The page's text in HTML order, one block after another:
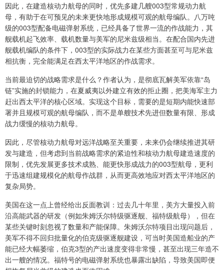
因此，在建造核动力航母的同时，优先多建几艘003型常规动力航
母，有助于在可预见的未来更快地形成规模可观的航母编队。八万吨
级的003型配备电磁弹射系统，已经具备了世界一流的作战能力，其
舰载机起飞效率、载机数量与美军的尼米兹级相当。在配合国内先进
舰载机编队的条件下，003型的实际战力在某些方面甚至可与尼米兹
相抗衡，完全能满足在西太平洋地区的作战需求。
当前最迫切的战略需求是什么？作者认为，是彻底瓦解美军依靠“岛
链”实施的封锁能力，在夏威夷以外建立有效的拒止圈，把美海军主力
赶出西太平洋的核心区域。实现这个目标，需要的是短期内能快速部
署并且规模可观的航母编队，而不是单艘技术先进但数量有限、形成
战力缓慢的核动力航母。
因此，尽管核动力航母对远洋战略至关重要，未来仍会继续推进其研
发与建造，但考虑到当前战略需求的紧迫性和核动力航母建造速度的
限制，优先发展更多技术成熟、能更快形成战力的003型航母，更利
于迅速组建规模化的航母作战群，从而更高效地应对西太平洋地区的
复杂局势。
美国在这一点上曾经给出反面教训：过去几十年里，美方大量投入前
沿高能武器的研发（例如朱姆沃尔特级驱逐舰、福特级航母），但在
某些关键时刻忽视了数量和产能保障。朱姆沃尔特项目出现问题后，
美军不得不回归批量化的伯克级驱逐舰建设，可当时美国造船业的产
能已经大幅萎缩，伯克3型的产出速度变得非常慢，甚至出现三年造不
出一艘的情况。福特号的电磁弹射系统也暴露出缺陷，导致美国即便